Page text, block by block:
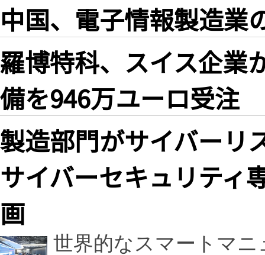
中国、電子情報製造業
羅博特科、スイス企業
備を946万ユーロ受注
製造部門がサイバーリ
サイバーセキュリティ
画
世界的なスマートマ